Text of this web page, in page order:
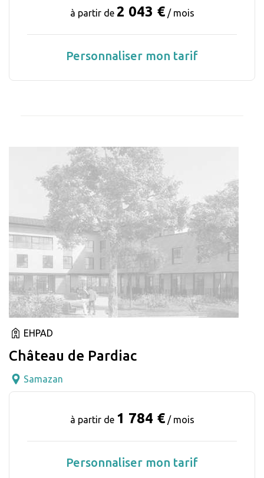
à partir de 2 043 € / mois
Personnaliser mon tarif
EHPAD
Château de Pardiac
Samazan
à partir de 1 784 € / mois
Personnaliser mon tarif